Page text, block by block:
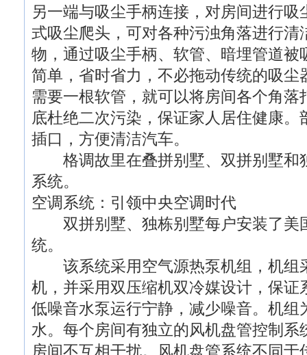
另一端与吸尘手柄连接，对房间进行
式吸尘爬头，可对各种污浊角落进行清
物，通过吸尘手柄、软管、暗埋管道被
简单，省时省力，不必拖动传统的吸尘
需要一根软管，就可以将房间各个角落
底杜绝二次污染，保证家人居住健康
插口，方便清洁汽车。
格调故里在叠拼别墅、双拼别墅和
系统。
空调系统：引领中央空调时代
双拼别墅、独栋别墅每户安装了美
统。
该系统采用空气源热泵机组，机组
机，并采用双压缩机双冷媒设计，保证
低噪音水泵运行宁静，减少噪音。机
水。每个房间有独立的风机盘管控制系
房间不互相干扰。风机盘管系统不同